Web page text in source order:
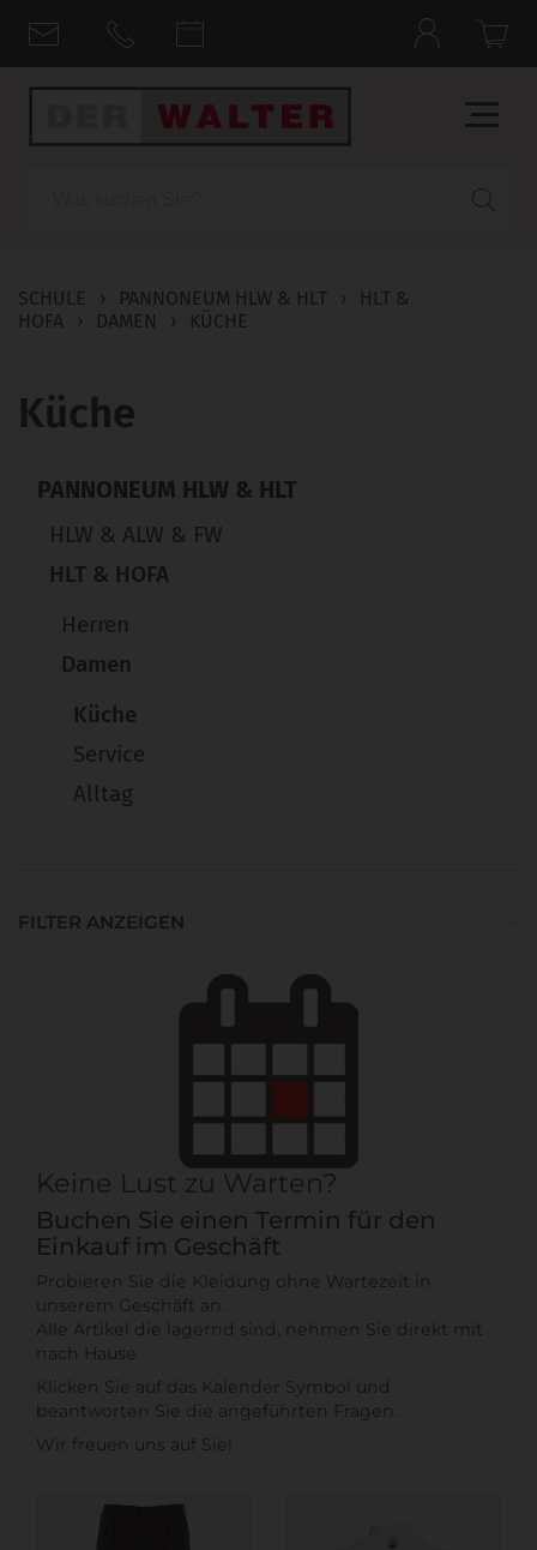
SCHULE › PANNONEUM HLW & HLT ›
HLT &
HOFA
› DAMEN › KÜCHE
Küche
PANNONEUM HLW & HLT
HLW & ALW & FW
HLT & HOFA
Herren
Damen
Küche
Service
Alltag
FILTER ANZEIGEN
Keine Lust zu Warten?
Buchen Sie einen Termin für den
Einkauf im Geschäft
Probieren Sie die Kleidung ohne Wartezeit in
unserem Geschäft an.
Alle Artikel die lagernd sind, nehmen Sie direkt mit
nach Hause
Klicken Sie auf das Kalender Symbol und
beantworten Sie die angeführten Fragen.
Wir freuen uns auf Sie!